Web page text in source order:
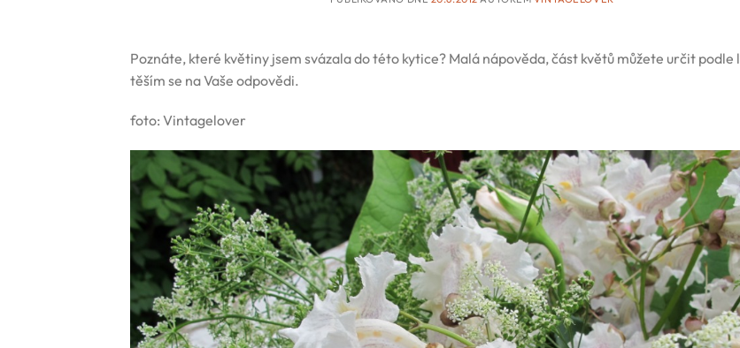
Poznáte, které květiny jsem svázala do této kytice? Malá nápověda, část květů můžete určit podle
těším se na Vaše odpovědi.
foto: Vintagelover